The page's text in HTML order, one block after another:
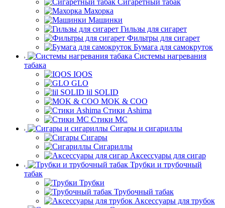
Махорка
Машинки
Гильзы для сигарет
Фильтры для сигарет
Бумага для самокруток
Системы нагревания
табака
IQOS
GLO
lil SOLID
MOK & COO
Стики Ashima
Стики MC
Сигары и сигариллы
Сигары
Сигариллы
Аксессуары для сигар
Трубки и трубочный
табак
Трубки
Трубочный табак
Аксессуары для трубок